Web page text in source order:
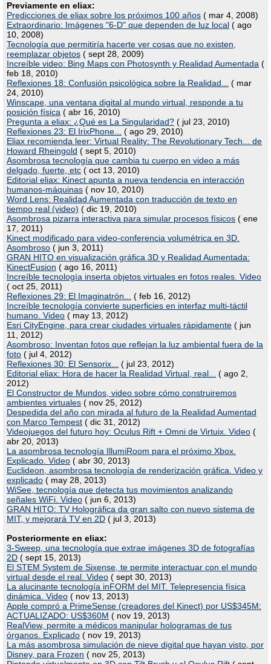
Previamente en eliax:
Predicciones de eliax sobre los próximos 100 años ( mar 4, 2008)
Extraordinario: Imágenes "6-D" que dependen de luz local ( ago
10, 2008)
Tecnología que permitiría hacerte ver cosas que no existen,
reemplazar objetos ( sept 28, 2009)
Increíble video: Bing Maps con Photosynth y Realidad Aumentada (
feb 18, 2010)
Reflexiones 18: Confusión psicológica sobre la Realidad...
( mar
24, 2010)
Winscape, una ventana digital al mundo virtual, responde a tu
posición física ( abr 16, 2010)
Pregunta a eliax: ¿Qué es La Singularidad? ( jul 23, 2010)
Reflexiones 23: El IrixPhone...
( ago 29, 2010)
Eliax recomienda leer: Virtual Reality: The Revolutionary Tech... de
Howard Rheingold ( sept 5, 2010)
Asombrosa tecnología que cambia tu cuerpo en video a más
delgado, fuerte, etc ( oct 13, 2010)
Editorial eliax: Kinect apunta a nueva tendencia en interacción
humanos-máquinas ( nov 10, 2010)
Word Lens: Realidad Aumentada con traducción de texto en
tiempo real (video) ( dic 19, 2010)
Asombrosa pizarra interactiva para simular procesos físicos ( ene
17, 2011)
Kinect modificado para video-conferencia volumétrica en 3D.
Asombroso ( jun 3, 2011)
GRAN HITO en visualización gráfica 3D y Realidad Aumentada:
KinectFusion ( ago 16, 2011)
Increíble tecnología inserta objetos virtuales en fotos reales. Video
( oct 25, 2011)
Reflexiones 29: El Imaginatrón...
( feb 16, 2012)
Increíble tecnología convierte superficies en interfaz multi-táctil
humano. Video ( may 13, 2012)
Esri CityEngine, para crear ciudades virtuales rápidamente ( jun
11, 2012)
Asombroso: Inventan fotos que reflejan la luz ambiental fuera de la
foto ( jul 4, 2012)
Reflexiones 30: El Sensorix...
( jul 23, 2012)
Editorial eliax: Hora de hacer la Realidad Virtual, real...
( ago 2,
2012)
El Constructor de Mundos, video sobre cómo construiremos
ambientes virtuales ( nov 25, 2012)
Despedida del año con mirada al futuro de la Realidad Aumentad
con Marco Tempest ( dic 31, 2012)
Videojuegos del futuro hoy: Oculus Rift + Omni de Virtuix. Video (
abr 20, 2013)
La asombrosa tecnología IllumiRoom para el próximo Xbox.
Explicado. Video ( abr 30, 2013)
Euclideon, asombrosa tecnología de renderización gráfica. Video y
explicado ( may 28, 2013)
WiSee, tecnología que detecta tus movimientos analizando
señales WiFi. Video ( jun 6, 2013)
GRAN HITO: TV Holográfica da gran salto con nuevo sistema de
MIT, y mejorará TV en 2D ( jul 3, 2013)
Posteriormente en eliax:
3-Sweep, una tecnología que extrae imágenes 3D de fotografías
2D ( sept 15, 2013)
El STEM System de Sixense, te permite interactuar con el mundo
virtual desde el real. Video ( sept 30, 2013)
La alucinante tecnología inFORM del MIT. Telepresencia física
dinámica. Video ( nov 13, 2013)
Apple compró a PrimeSense (creadores del Kinect) por US$345M:
ACTUALIZADO: US$360M ( nov 19, 2013)
RealView, permite a médicos manipular hologramas de tus
órganos. Explicado ( nov 19, 2013)
La más asombrosa simulación de nieve digital que hayan visto, por
Disney, para Frozen ( nov 25, 2013)